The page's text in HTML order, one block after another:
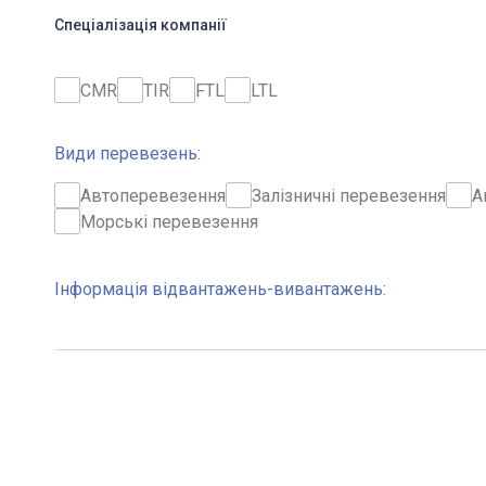
Спеціалізація компанії
CMR TIR FTL LTL
Види перевезень:
Автоперевезення Залізничні перевезення
Морські перевезення
Інформація відвантажень-вивантажень: